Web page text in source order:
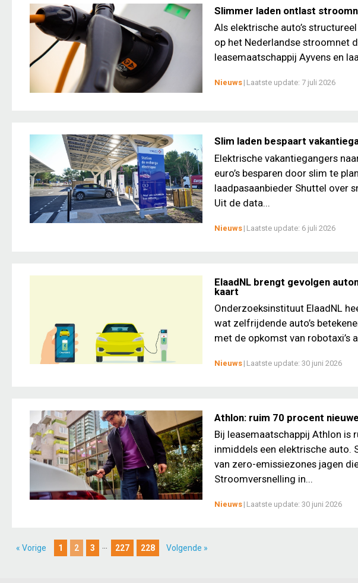
Slimmer laden ontlast
Als elektrische auto’s
op het Nederlandse stroomnet
leasemaatschappij Ayvens en
Nieuws | Laatste update: 7 juli 2026
Slim laden bespaart
Elektrische vakantiegangers
euro’s besparen door slim te
laadpasaanbieder Shuttel over
Uit de data...
Nieuws | Laatste update: 6 juli 2026
ElaadNL brengt gevolgen
kaart
Onderzoeksinstituut ElaadNL
wat zelfrijdende auto’s
met de opkomst van robotaxi’s
Nieuws | Laatste update: 30 juni 2026
Athlon: ruim 70 procent
Bij leasemaatschappij Athlon is
inmiddels een elektrische auto.
van zero-emissiezones jagen
Stroomversnelling in...
Nieuws | Laatste update: 30 juni 2026
« Vorige 1 2 3 ... 227 228 Volgende »